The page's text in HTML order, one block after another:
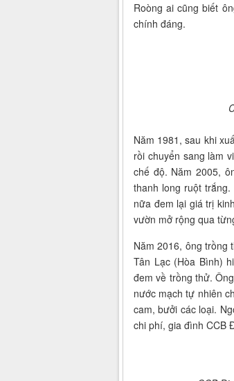
Roòng ai cũng biết
chính đáng.
Năm 1981, sau khi
rồi chuyển sang làm
chế độ. Năm 2005,
thanh long ruột
nữa đem lại giá trị
vườn mở rộng qua
Năm 2016, ông trồng
Tân Lạc (Hòa Bình)
đem về trồng thử.
nước mạch tự nhiên
cam, bưởi các loại.
chi phí, gia đình CCB